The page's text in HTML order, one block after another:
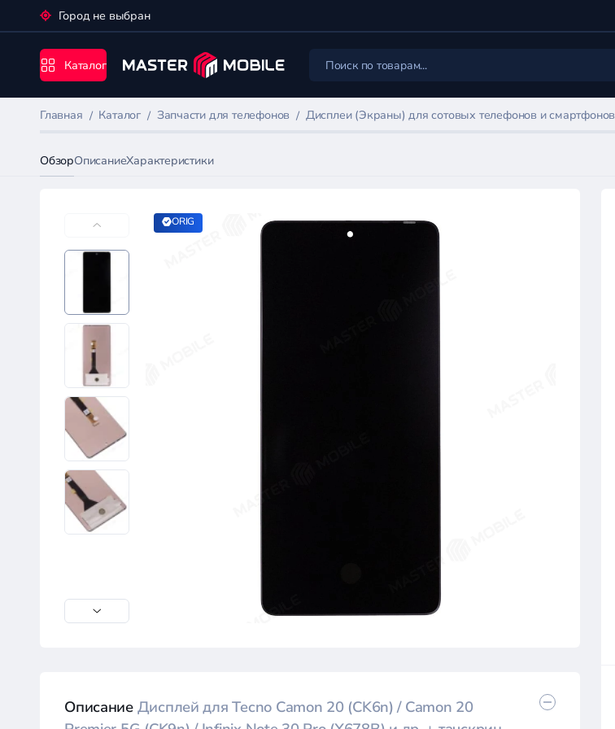
Город не выбран
Каталог
Главная Каталог Запчасти для телефонов Дисплеи (Экраны) для сотовых телефонов и смартфонов
ОбзорОписаниеХарактеристики
ORIG
Описание Дисплей для Tecno Camon 20 (CK6n) / Camon 20